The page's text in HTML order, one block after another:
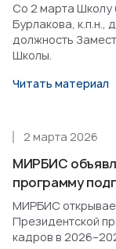
Со 2 марта Школу
Бурлакова, к.п.н.,
должность
Школы.
Читать материал
МИРБИС
программу
2 марта 2026
МИРБИС
Президентской
кадров в